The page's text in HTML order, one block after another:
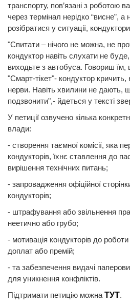
транспорту, пов’язані з роботою
через термінал нерідко “висне”,
розібратися у ситуації,
"Спитати – нічого не можна, не
кондуктор навіть слухати не
виходьте з автобуса. Говориш
"Смарт-тікет"- кондуктор кричить,
нерви. Навіть хвилини не дають,
подзвонити",- йдеться у тексті
У петиції озвучено кілька
влади:
- створення таємної комісії, яка
кондукторів, їхнє ставлення до
вирішення технічних питань;
- запровадження офіційної
кондукторів;
- штрафування або звільнення
неетично або грубо;
- мотивація кондукторів до
доплат або премій;
- та забезпечення видачі
для уникнення конфліктів.
Підтримати петицію можна ТУТ.